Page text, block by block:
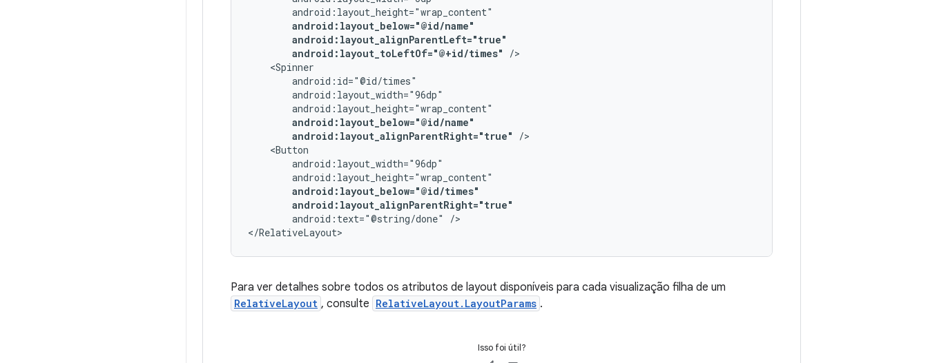
android:layout_below="@id/name"
android:layout_alignParentLeft="true"
android:layout_toLeftOf="@+id/times"
android:layout_below="@id/name"
android:layout_alignParentRight="true"
android:layout_below="@id/times"
android:layout_alignParentRight="true"
android:text="@string/done"
/>
</RelativeLayout>
Para ver detalhes sobre todos os atributos de layout disponíveis para cada visualização filha de um
RelativeLayout , consulte RelativeLayout.LayoutParams .
Isso foi útil?